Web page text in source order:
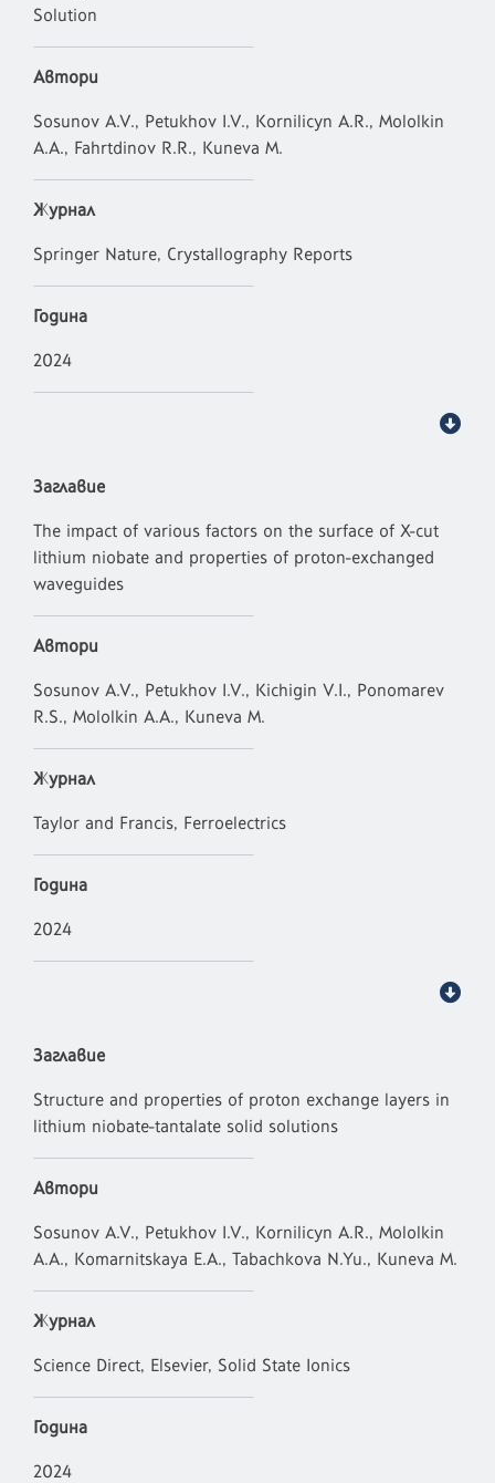
Solution
Автори
Sosunov A.V., Petukhov I.V., Kornilicyn A.R., Mololkin
A.A., Fahrtdinov R.R., Kuneva M.
Журнал
Springer Nature, Crystallography Reports
Година
2024
Заглавие
The impact of various factors on the surface of X-cut
lithium niobate and properties of proton-exchanged
waveguides
Автори
Sosunov A.V., Petukhov I.V., Kichigin V.I., Ponomarev
R.S., Mololkin A.A., Kuneva M.
Журнал
Taylor and Francis, Ferroelectrics
Година
2024
Заглавие
Structure and properties of proton exchange layers in
lithium niobate-tantalate solid solutions
Автори
Sosunov A.V., Petukhov I.V., Kornilicyn A.R., Mololkin
A.A., Komarnitskaya E.A., Tabachkova N.Yu., Kuneva M.
Журнал
Science Direct, Elsevier, Solid State Ionics
Година
2024